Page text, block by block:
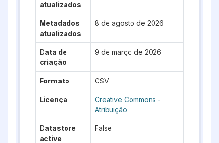
atualizados
Metadados
atualizados
8 de agosto de 2026
Data de
criação
9 de março de 2026
Formato CSV
Licença
Creative Commons -
Atribuição
Datastore
active
False